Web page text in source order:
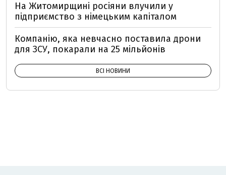
На Житомирщині росіяни влучили у
підприємство з німецьким капіталом
Компанію, яка невчасно поставила дрони
для ЗСУ, покарали на 25 мільйонів
ВСІ НОВИНИ